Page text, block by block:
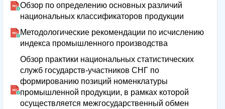
Обзор по определению основных различий
национальных классификаторов продукции
Методологические рекомендации по исчислению
индекса промышленного производства
Обзор практики национальных статистических
служб государств-участников СНГ по
формированию позиций номенклатуры
промышленной продукции, в рамках которой
осуществляется межгосударственный обмен